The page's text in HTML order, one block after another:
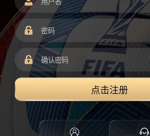
点击注册